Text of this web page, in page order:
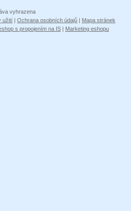
vyhrazena
užití | Ochrana osobních údajů | Mapa stránek
s propojením na IS | Marketing eshopu